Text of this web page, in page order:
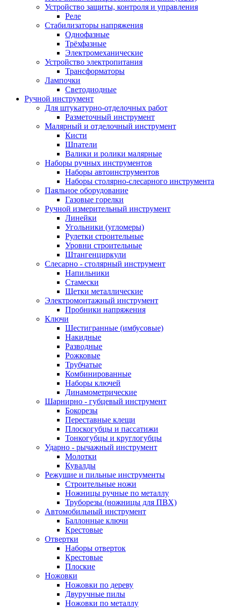
Устройство защиты, контроля и управления
Реле
Стабилизаторы напряжения
Однофазные
Трёхфазные
Электромеханические
Устройство электропитания
Трансформаторы
Лампочки
Светодиодные
Ручной инструмент
Для штукатурно-отделочных работ
Разметочный инструмент
Малярный и отделочный инструмент
Кисти
Шпатели
Валики и ролики малярные
Наборы ручных инструментов
Наборы автоинструментов
Наборы столярно-слесарного инструмента
Паяльное оборудование
Газовые горелки
Ручной измерительный инструмент
Линейки
Угольники (угломеры)
Рулетки строительные
Уровни строительные
Штангенциркули
Слесарно - столярный инструмент
Напильники
Стамески
Щетки металлические
Электромонтажный инструмент
Пробники напряжения
Ключи
Шестигранные (имбусовые)
Накидные
Разводные
Рожковые
Трубчатые
Комбинированные
Наборы ключей
Динамометрические
Шарнирно - губцевый инструмент
Бокорезы
Переставные клещи
Плоскогубцы и пассатижи
Тонкогубцы и круглогубцы
Ударно - рычажный инструмент
Молотки
Кувалды
Режушие и пильные инструменты
Строительные ножи
Ножницы ручные по металлу
Труборезы (ножницы для ПВХ)
Автомобильный инструмент
Баллонные ключи
Крестовые
Отвертки
Наборы отверток
Крестовые
Плоские
Ножовки
Ножовки по дереву
Двуручные пилы
Ножовки по металлу